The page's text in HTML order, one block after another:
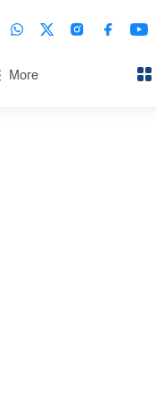
More